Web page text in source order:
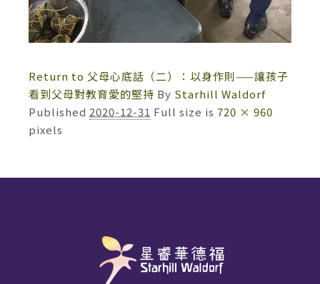
Return to 父母心底話（二）：以身作則——讓孩子
看到父母對教育愛的堅持 By Starhill Waldorf
Published 2020-12-31 Full size is 720 × 960
pixels